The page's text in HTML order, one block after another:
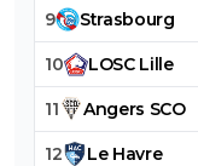
9 Strasbourg
10 LOSC Lille
11 Angers SCO
12 Le Havre